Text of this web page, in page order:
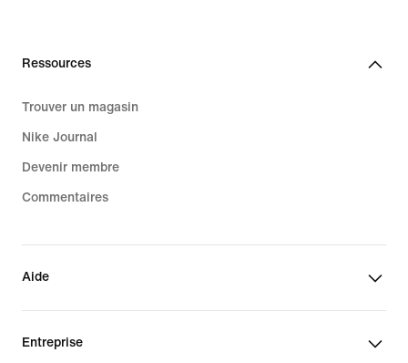
Ressources
Trouver un magasin
Nike Journal
Devenir membre
Commentaires
Aide
Entreprise